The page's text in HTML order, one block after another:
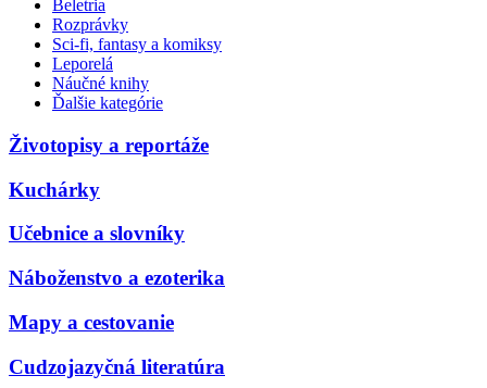
Beletria
Rozprávky
Sci-fi, fantasy a komiksy
Leporelá
Náučné knihy
Ďalšie kategórie
Životopisy a reportáže
Kuchárky
Učebnice a slovníky
Náboženstvo a ezoterika
Mapy a cestovanie
Cudzojazyčná literatúra